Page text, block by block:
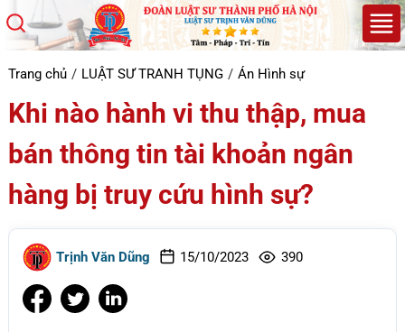
Trang chủ LUẬT SƯ TRANH TỤNG Án Hình sự
Khi nào hành vi thu thập, mua
bán thông tin tài khoản ngân
hàng bị truy cứu hình sự?
Trịnh Văn Dũng 15/10/2023 390